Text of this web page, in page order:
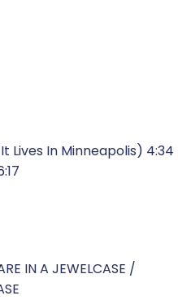
Lives In Minneapolis) 4:34
IN A JEWELCASE /